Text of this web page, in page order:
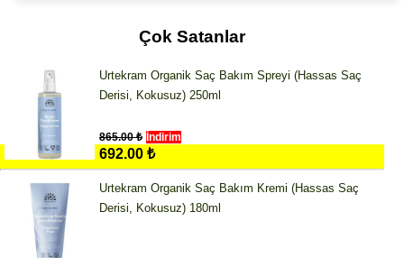
Çok Satanlar
Urtekram Organik Saç Bakım Spreyi (Hassas Saç
Derisi, Kokusuz) 250ml
865.00 ₺ İndirim
692.00 ₺
Urtekram Organik Saç Bakım Kremi (Hassas Saç
Derisi, Kokusuz) 180ml